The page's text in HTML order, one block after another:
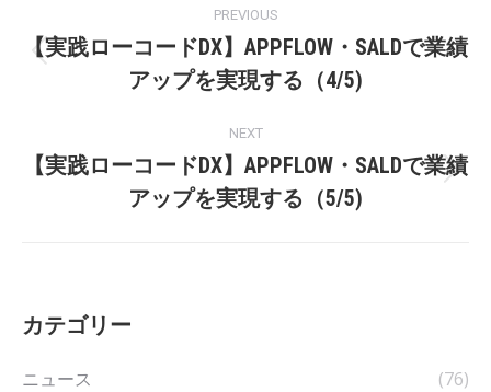
navigation
PREVIOUS
post:
【実践ローコードDX】APPFLOW・SALDで業績
アップを実現する（4/5)
NEXT
post:
【実践ローコードDX】APPFLOW・SALDで業績
アップを実現する（5/5)
カテゴリー
ニュース
(76)